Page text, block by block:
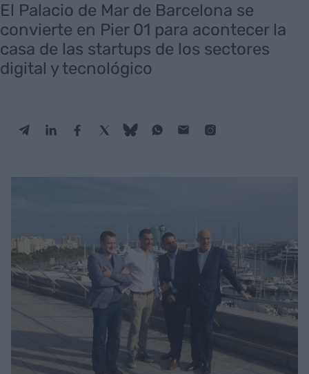
El Palacio de Mar de Barcelona se
convierte en Pier 01 para acontecer la
casa de las startups de los sectores
digital y tecnológico